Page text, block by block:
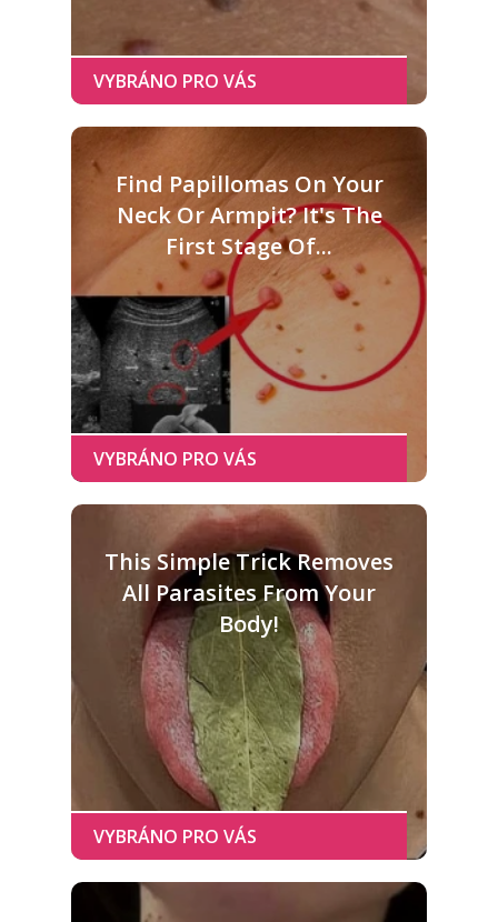
Find Papillomas On Your
Neck Or Armpit? It's The
First Stage Of...
This Simple Trick Removes
All Parasites From Your
Body!